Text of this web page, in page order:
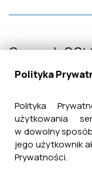
General:
roboty
–
Polityka
Polityka
użytkowania
w dowolny
jego użytkownik
Prywatności.